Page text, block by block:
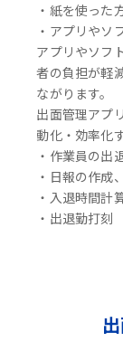
・紙を使った
・アプリやソ
アプリやソフ
者の負担が軽
ながります。
出面管理アプ
動化・効率化
・作業員の出
・日報の作成
・入退時間計
・出退勤打刻